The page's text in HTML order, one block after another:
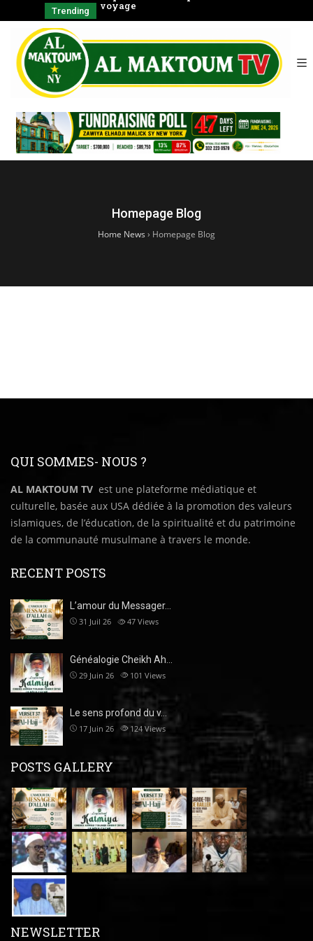
Trending
Magiques A voyage
Homepage Blog
Home News › Homepage Blog
QUI SOMMES- NOUS ?
AL MAKTOUM TV est une plateforme médiatique et
culturelle, basée aux USA dédiée à la promotion des valeurs
islamiques, de l’éducation, de la spiritualité et du patrimoine
de la communauté musulmane à travers le monde.
RECENT POSTS
L’amour du Messager…
31 Juil 26 47 Views
Généalogie Cheikh Ah…
29 Juin 26 101 Views
Le sens profond du v…
17 Juin 26 124 Views
POSTS GALLERY
NEWSLETTER